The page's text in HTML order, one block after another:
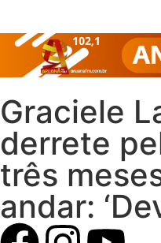
Graciele
derrete
três
andar: